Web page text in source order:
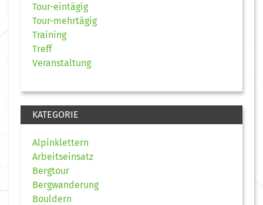
Tour-eintägig
Tour-mehrtägig
Training
Treff
Veranstaltung
KATEGORIE
Alpinklettern
Arbeitseinsatz
Bergtour
Bergwanderung
Bouldern